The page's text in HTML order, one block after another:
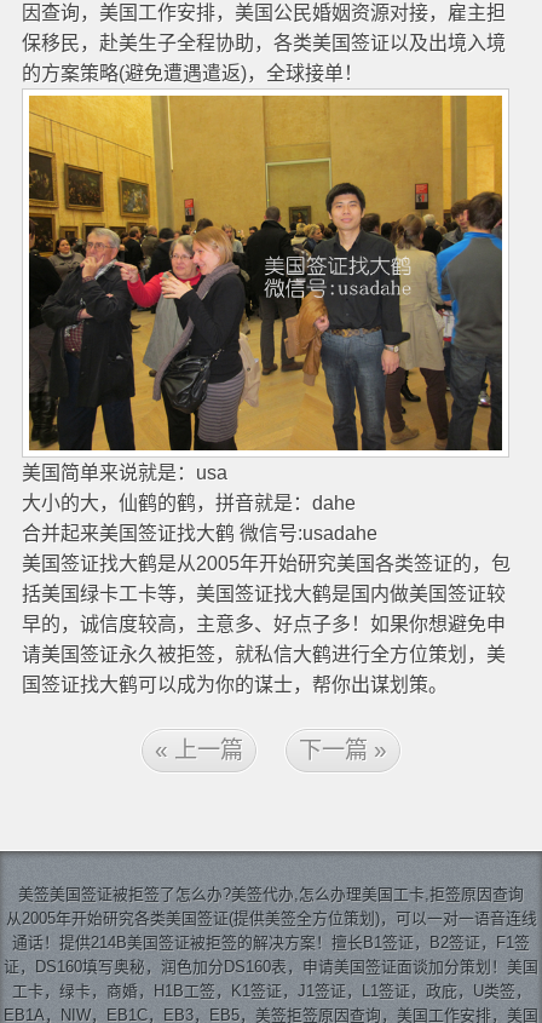
因查询，美国工作安排，美国公民婚姻资源对接，雇主担
保移民，赴美生子全程协助，各类美国签证以及出境入境
的方案策略(避免遭遇遣返)，全球接单！
美国简单来说就是：usa
大小的大，仙鹤的鹤，拼音就是：dahe
合并起来美国签证找大鹤 微信号:usadahe
美国签证找大鹤是从2005年开始研究美国各类签证的，包
括美国绿卡工卡等，美国签证找大鹤是国内做美国签证较
早的，诚信度较高，主意多、好点子多！如果你想避免申
请美国签证永久被拒签，就私信大鹤进行全方位策划，美
国签证找大鹤可以成为你的谋士，帮你出谋划策。
« 上一篇 下一篇 »
美签美国签证被拒签了怎么办?美签代办,怎么办理美国工卡,拒签原因查询
从2005年开始研究各类美国签证(提供美签全方位策划)，可以一对一语音连线
通话！提供214B美国签证被拒签的解决方案！擅长B1签证，B2签证，F1签
证，DS160填写奥秘，润色加分DS160表，申请美国签证面谈加分策划！美国
工卡，绿卡，商婚，H1B工签，K1签证，J1签证，L1签证，政庇，U类签，
EB1A，NIW，EB1C，EB3，EB5，美签拒签原因查询，美国工作安排，美国